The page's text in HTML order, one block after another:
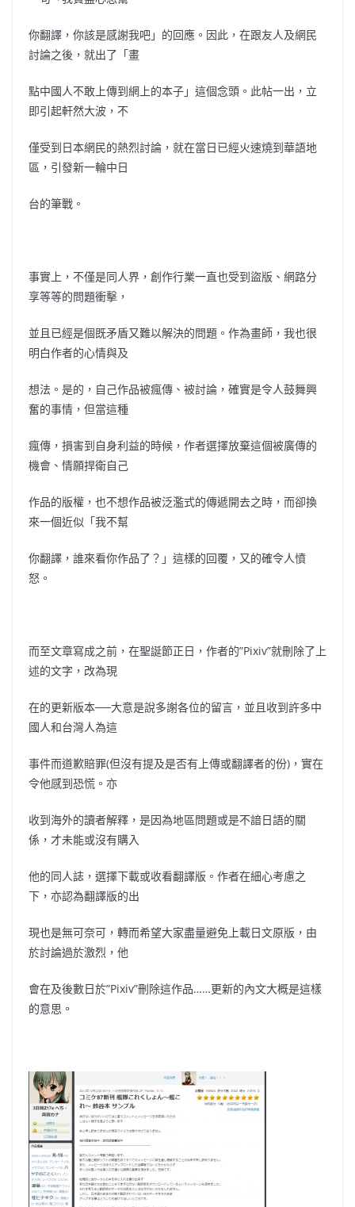
你翻譯，你該是感謝我吧」的回應。因此，在跟友人及網民
討論之後，就出了「畫
點中國人不敢上傳到網上的本子」這個念頭。此帖一出，立
即引起軒然大波，不
僅受到日本網民的熱烈討論，就在當日已經火速燒到華語地
區，引發新一輪中日
台的筆戰。
事實上，不僅是同人界，創作行業一直也受到盜版、網路分
享等等的問題衝擊，
並且已經是個既矛盾又難以解決的問題。作為畫師，我也很
明白作者的心情與及
想法。是的，自己作品被瘋傳、被討論，確實是令人鼓舞興
奮的事情，但當這種
瘋傳，損害到自身利益的時候，作者選擇放棄這個被廣傳的
機會、情願捍衛自己
作品的版權，也不想作品被泛濫式的傳遞開去之時，而卻換
來一個近似「我不幫
你翻譯，誰來看你作品了？」這樣的回覆，又的確令人憤
怒。
而至文章寫成之前，在聖誕節正日，作者的”Pixiv”就刪除了上
述的文字，改為現
在的更新版本──大意是說多謝各位的留言，並且收到許多中
國人和台灣人為這
事件而道歉賠罪(但沒有提及是否有上傳或翻譯者的份)，實在
令他感到恐慌。亦
收到海外的讀者解釋，是因為地區問題或是不諳日語的關
係，才未能或沒有購入
他的同人誌，選擇下載或收看翻譯版。作者在細心考慮之
下，亦認為翻譯版的出
現也是無可奈可，轉而希望大家盡量避免上載日文原版，由
於討論過於激烈，他
會在及後數日於”Pixiv”刪除這作品……更新的內文大概是這樣
的意思。